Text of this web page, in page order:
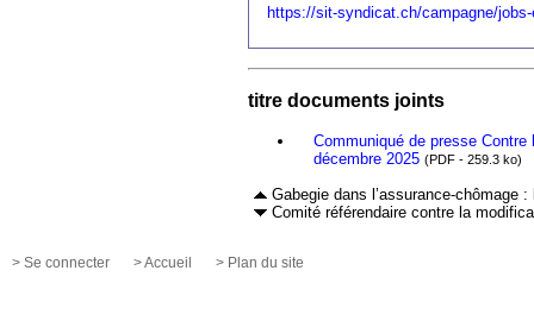
https://sit-syndicat.ch/campagne/
titre documents joints
Communiqué de presse
décembre 2025 (PDF - 259.3 ko)
Gabegie dans l’assurance-chômage
Comité référendaire contre la
> Se connecter > Accueil > Plan du site